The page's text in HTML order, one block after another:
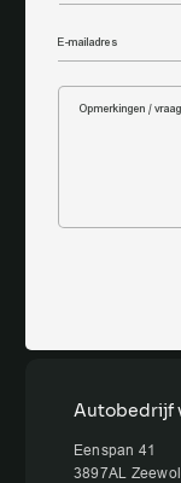
Autobedrijf
Eenspan 41
3897AL